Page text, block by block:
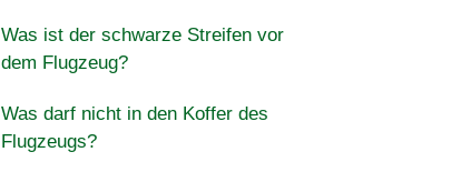
Was ist der schwarze Streifen vor
dem Flugzeug?
Was darf nicht in den Koffer des
Flugzeugs?